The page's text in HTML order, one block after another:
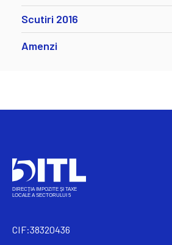
Scutiri 2016
Amenzi
CIF:38320436